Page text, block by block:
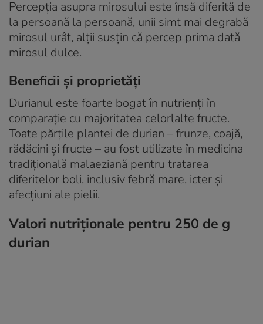
Percepția asupra mirosului este însă diferită de
la persoană la persoană, unii simt mai degrabă
mirosul urât, alții susțin că percep prima dată
mirosul dulce.
Beneficii și proprietăți
Durianul este foarte bogat în nutrienți în
comparație cu majoritatea celorlalte fructe.
Toate părțile plantei de durian – frunze, coajă,
rădăcini și fructe – au fost utilizate în medicina
tradițională malaeziană pentru tratarea
diferitelor boli, inclusiv febră mare, icter și
afecțiuni ale pielii.
Valori nutriționale pentru 250 de g
durian